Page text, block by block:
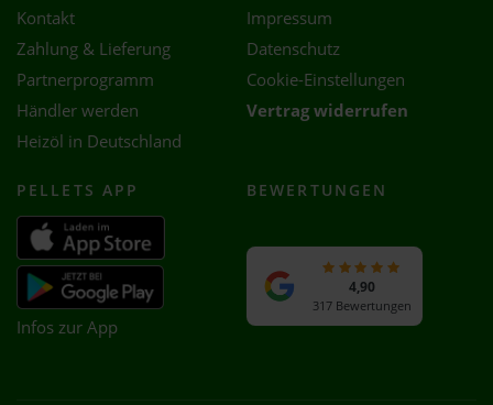
Kontakt
Zahlung & Lieferung
Partnerprogramm
Händler werden
Heizöl in Deutschland
Impressum
Datenschutz
Cookie-Einstellungen
Vertrag widerrufen
PELLETS APP
Infos zur App
BEWERTUNGEN
4,90
317 Bewertungen